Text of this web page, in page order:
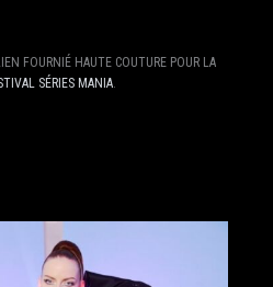
FOURNIÉ HAUTE COUTURE POUR LA
SÉRIES MANIA.